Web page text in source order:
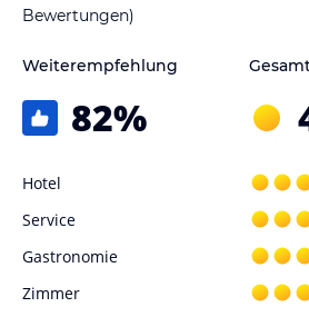
Bewertungen)
Weiterempfehlung
82%
Hotel
Service
Gastronomie
Zimmer